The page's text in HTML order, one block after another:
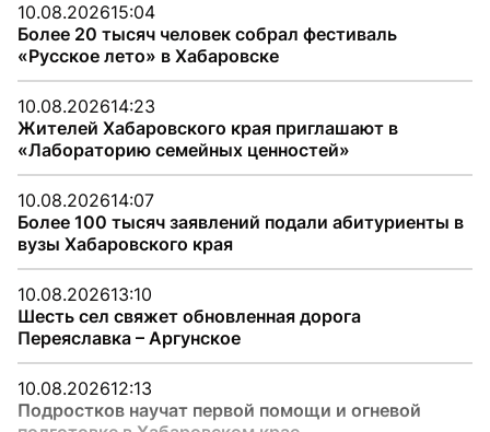
10.08.202615:04
Более 20 тысяч человек собрал фестиваль
«Русское лето» в Хабаровске
10.08.202614:23
Жителей Хабаровского края приглашают в
«Лабораторию семейных ценностей»
10.08.202614:07
Более 100 тысяч заявлений подали абитуриенты в
вузы Хабаровского края
10.08.202613:10
Шесть сел свяжет обновленная дорога
Переяславка – Аргунское
10.08.202612:13
Подростков научат первой помощи и огневой